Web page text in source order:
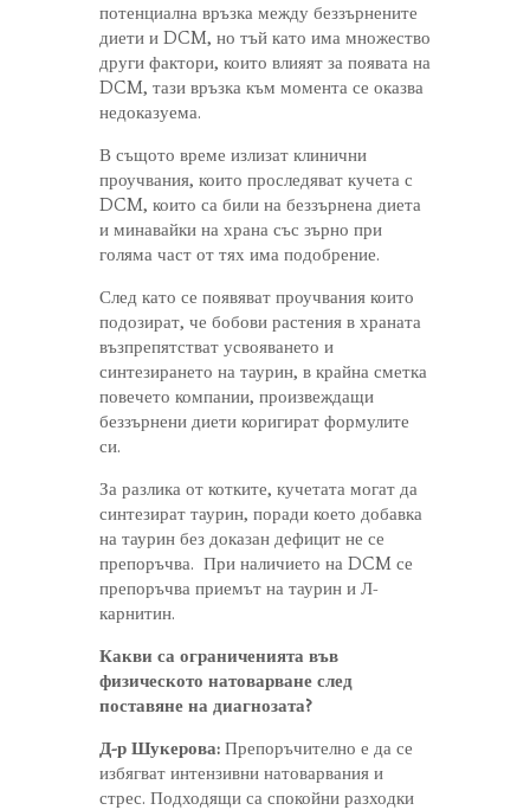
потенциална връзка между беззърнените
диети и DCM, но тъй като има множество
други фактори, които влияят за появата на
DCM, тази връзка към момента се оказва
недоказуема.
В същото време излизат клинични
проучвания, които проследяват кучета с
DCM, които са били на беззърнена диета
и минавайки на храна със зърно при
голяма част от тях има подобрение.
След като се появяват проучвания които
подозират, че бобови растения в храната
възпрепятстват усвояването и
синтезирането на таурин, в крайна сметка
повечето компании, произвеждащи
беззърнени диети коригират формулите
си.
За разлика от котките, кучетата могат да
синтезират таурин, поради което добавка
на таурин без доказан дефицит не се
препоръчва. При наличието на DCM се
препоръчва приемът на таурин и Л-
карнитин.
Какви са ограниченията във
физическото натоварване след
поставяне на диагнозата?
Д-р Шукерова: Препоръчително е да се
избягват интензивни натоварвания и
стрес. Подходящи са спокойни разходки